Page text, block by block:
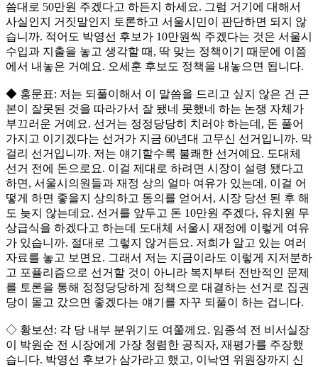
씀대로 50만원 주겠다고 하든지 하세요. 그럼 거기에 대해서
사실인지 거짓말인지 토론하고 서울시민이 판단하면 되지 않
습니까. 적어도 박영선 후보가 10만원씩 주겠다는 것은 서울시
수입과 지출을 놓고 생각할 때, 딱 맞는 정책이기 때문에 이쯤
에서 내놓은 거예요. 오세훈 후보도 정책을 내놓으면 됩니다.
◆ 홍문표: 저는 되풀이해서 이 말씀을 드리고 싶지 않은 건 근
본이 잘못된 것을 따라가서 잘 됐네 못했네 하는 논쟁 자체가
부끄러운 거예요. 선거는 정정당당히 치러야 하는데, 돈 풀어
가지고 이기겠다는 선거가 지금 60년대 고무신 선거입니까. 막
걸리 선거입니까. 저는 얘기할수록 불쾌한 선거예요. 도대체
선거 전에 돈으로요. 이걸 제대로 하려면 시장이 설령 됐다고
하면, 서울시의원들과 재정 상의 얼마 여유가 있는데, 이걸 어
떻게 하면 좋을지 상의하고 동의를 얻어서, 시장 당선 된 후 해
도 늦지 않는데요. 선거를 앞두고 돈 10만원 주겠다, 유치원 무
상급식을 하겠다고 하는데 도대체 서울시 재정에 이렇게 여유
가 있습니까. 절대로 그렇지 않거든요. 저희가 알고 있는 여러
자료를 놓고 보면요. 그래서 저는 지금이라도 이렇게 지저분하
고 포퓰리즘으로 선거할 것이 아니라 복지부터 전반적인 문제
를 토론을 통해 정정당당하게 정책으로 대결하는 선거로 집권
당이 몰고 갔으면 좋겠다는 얘기를 자꾸 되풀이 하는 겁니다.
◇ 황보선: 각 당 내부 분위기도 여쭐께요. 임종석 전 비서실장
이 박원순 전 시장에게 가장 청렴한 공직자, 재평가를 주장했
습니다. 박영선 후보가 삼가라고 했고, 이낙연 위원장까지 신